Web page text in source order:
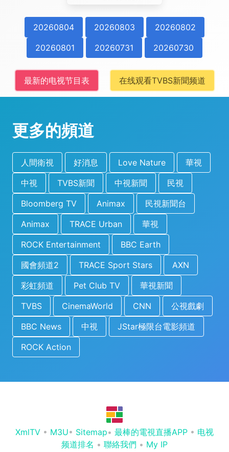
20260804 20260803
20260802
20260801
20260731 20260730
最新的电视节目表 在线观看TVBS新聞频道
更多的頻道
人間衛視 好消息 Love Nature
華視
中視
TVBS新聞 中視新聞
民視
Bloomberg TV
Animax
民視新聞台
Animax
TRACE Urban
華視
ROCK Entertainment
BBC Earth
國會頻道2
TRACE Sport Stars
AXN
彩虹頻道
Pet Club TV
華視新聞
TVBS
CinemaWorld CNN
公視戲劇
BBC News
中視
JStar極限台電影頻道
ROCK Action
XmlTV • M3U• Sitemap• 最棒的電視直播APP • 电视
频道排名 • 聯絡我們 • My IP